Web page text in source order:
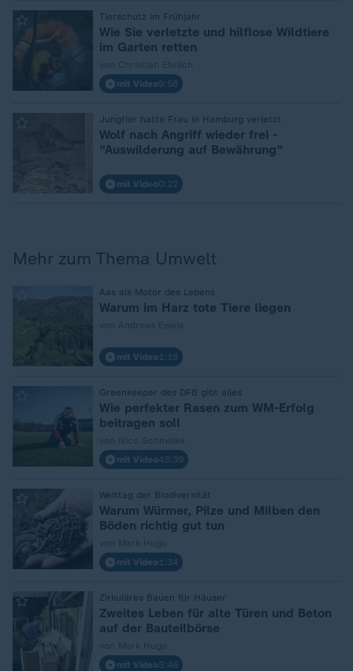
Tierschutz im Frühjahr
Wie Sie verletzte und hilflose Wildtiere
im Garten retten
mit Video9:58
Jungtier hatte Frau in Hamburg verletzt
Wolf nach Angriff wieder frei -
"Auswilderung auf Bewährung"
mit Video0:22
Mehr zum Thema Umwelt
Aas als Motor des Lebens
Warum im Harz tote Tiere liegen
mit Video 1:18
Greenkeeper des DFB gibt alles
Wie perfekter Rasen zum WM-Erfolg
beitragen soll
mit Video43:39
Welttag der Biodiversität
Warum Würmer, Pilze und Milben den
Böden richtig gut tun
mit Video 1:34
Zirkuläres Bauen für Häuser
:
Zweites Leben für alte Türen und Beton
auf der Bauteilbörse
mit Video5:46